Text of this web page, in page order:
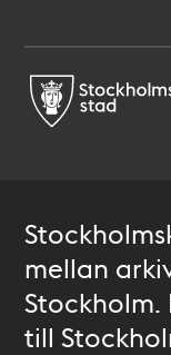
mellan
till